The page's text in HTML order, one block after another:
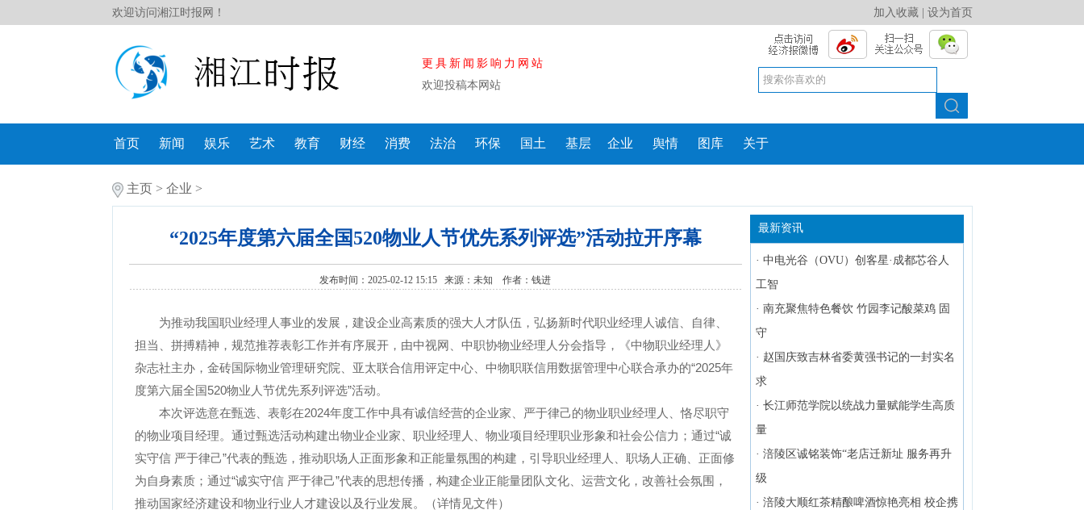
欢迎访问湘江时报网！ 加入收藏| 设为首页
更具新闻影响力网站
欢迎投稿本网站
首页 新闻 娱乐 艺术 教育 财经 消费 法治 环保 国土 基层 企业 舆情 图库 关于
主页> 企业 >
“2025年度第六届全国520物业人节优先系列评选”活动拉开序幕
发布时间：2025-02-12 15:15 来源： 未知 作者：钱进
为推动我国职业经理人事业的发展，建设企业高素质的强大人才队伍，弘扬新时代职业经理人诚信、自律、
担当、拼搏精神，规范推荐表彰工作并有序展开，由中视网、中职协物业经理人分会指导，《中物职业经理人》
杂志社主办，金砖国际物业管理研究院、亚太联合信用评定中心、中物职联信用数据管理中心联合承办的“2025年
度第六届全国520物业人节优先系列评选”活动。
本次评选意在甄选、表彰在2024年度工作中具有诚信经营的企业家、严于律己的物业职业经理人、恪尽职守
的物业项目经理。通过甄选活动构建出物业企业家、职业经理人、物业项目经理职业形象和社会公信力；通过“诚
实守信 严于律己”代表的甄选，推动职场人正面形象和正能量氛围的构建，引导职业经理人、职场人正确、正面修
为自身素质；通过“诚实守信 严于律己”代表的思想传播，构建企业正能量团队文化、运营文化，改善社会氛围，
推动国家经济建设和物业行业人才建设以及行业发展。（详情见文件）
最新资讯
· 中电光谷（OVU）创客星·成都芯谷人
工智
· 南充聚焦特色餐饮 竹园李记酸菜鸡 固
守
· 赵国庆致吉林省委黄强书记的一封实名
求
· 长江师范学院以统战力量赋能学生高质
量
· 涪陵区诚铭装饰“老店迁新址 服务再升
级
· 涪陵大顺红茶精酿啤酒惊艳亮相 校企携